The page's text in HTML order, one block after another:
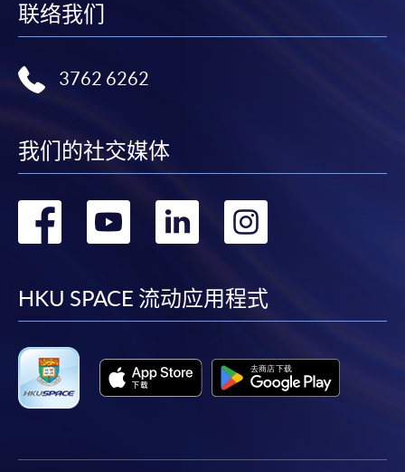
联络我们
3762 6262
我们的社交媒体
转
facebook
转
youtube
转
linkedin
转
HKU SPACE 流动应用程式